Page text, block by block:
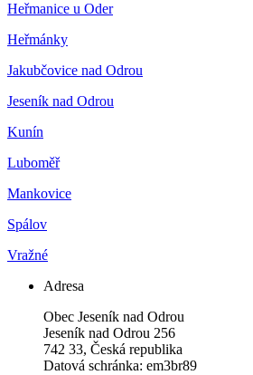
Heřmanice u Oder
Heřmánky
Jakubčovice nad Odrou
Jeseník nad Odrou
Kunín
Luboměř
Mankovice
Spálov
Vražné
Adresa
Obec Jeseník nad Odrou
Jeseník nad Odrou 256
742 33, Česká republika
Datová schránka: em3br89